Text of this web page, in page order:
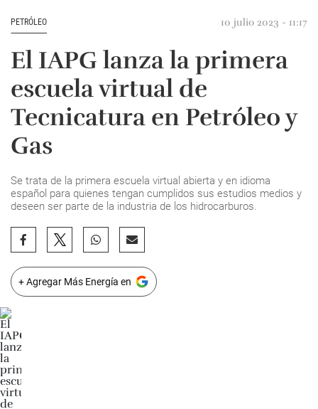
PETRÓLEO 10 julio 2023 - 11:17
El IAPG lanza la primera
escuela virtual de
Tecnicatura en Petróleo y
Gas
Se trata de la primera escuela virtual abierta y en idioma
español para quienes tengan cumplidos sus estudios medios y
deseen ser parte de la industria de los hidrocarburos.
+ Agregar Más Energía en